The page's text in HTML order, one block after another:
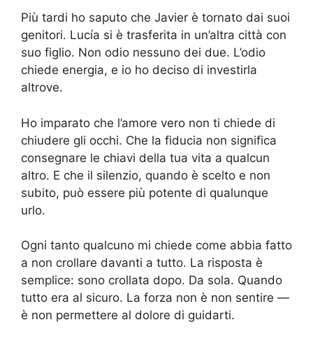
Più tardi ho saputo che Javier è tornato dai suoi
genitori. Lucía si è trasferita in un’altra città con
suo figlio. Non odio nessuno dei due. L’odio
chiede energia, e io ho deciso di investirla
altrove.
Ho imparato che l’amore vero non ti chiede di
chiudere gli occhi. Che la fiducia non significa
consegnare le chiavi della tua vita a qualcun
altro. E che il silenzio, quando è scelto e non
subito, può essere più potente di qualunque
urlo.
Ogni tanto qualcuno mi chiede come abbia fatto
a non crollare davanti a tutto. La risposta è
semplice: sono crollata dopo. Da sola. Quando
tutto era al sicuro. La forza non è non sentire —
è non permettere al dolore di guidarti.